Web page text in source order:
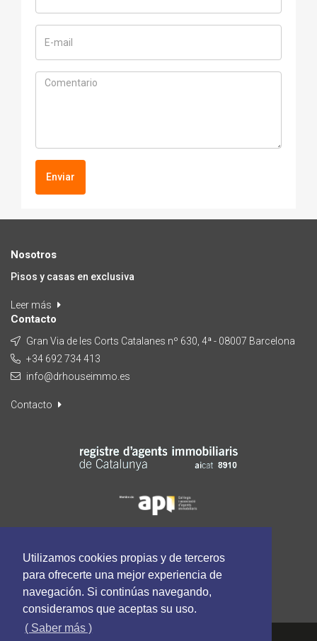
Utilizamos cookies propias y de terceros
para ofrecerte una mejor experiencia de
navegación. Si continúas navegando,
consideramos que aceptas su uso.
( Saber más )
Enviar
Nosotros
Pisos y casas en exclusiva
Leer más
Contacto
Gran Via de les Corts Catalanes nº 630, 4ª - 08007 Barcelona
+34 692 734 413
info@drhouseimmo.es
Contacto